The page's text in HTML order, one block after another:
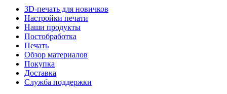
3D-печать для новичков
Настройки печати
Наши продукты
Постобработка
Печать
Обзор материалов
Покупка
Доставка
Служба поддержки